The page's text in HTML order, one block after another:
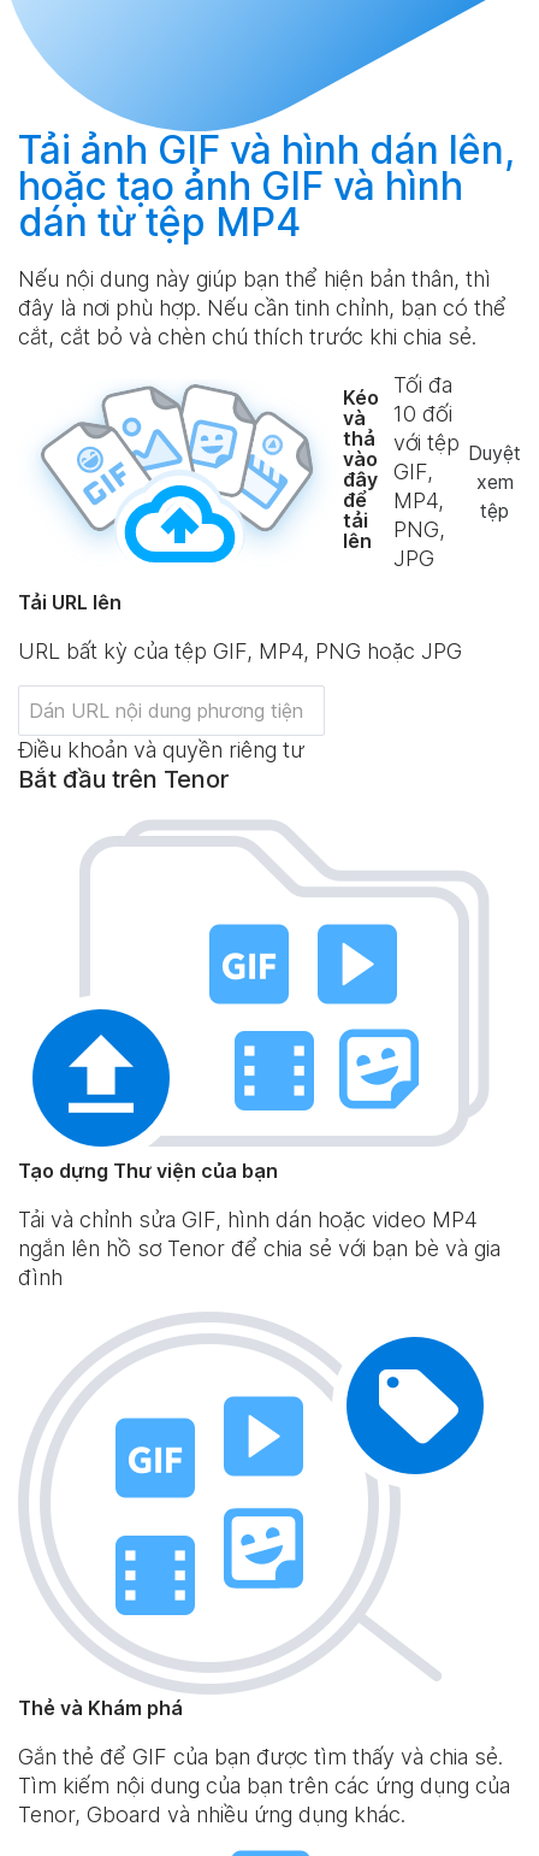
Tải ảnh GIF và hình dán lên,
hoặc tạo ảnh GIF và hình
dán từ tệp MP4
Nếu nội dung này giúp bạn thể hiện bản thân, thì
đây là nơi phù hợp. Nếu cần tinh chỉnh, bạn có thể
cắt, cắt bỏ và chèn chú thích trước khi chia sẻ.
Kéo
và
thả
vào
đây
để
tải
lên
Tối đa
10 đối
với tệp
GIF,
MP4,
PNG,
JPG
Duyệt
xem
tệp
Tải URL lên
URL bất kỳ của tệp GIF, MP4, PNG hoặc JPG
Điều khoản và quyền riêng tư
Bắt đầu trên Tenor
Tạo dựng Thư viện của bạn
Tải và chỉnh sửa GIF, hình dán hoặc video MP4
ngắn lên hồ sơ Tenor để chia sẻ với bạn bè và gia
đình
Thẻ và Khám phá
Gắn thẻ để GIF của bạn được tìm thấy và chia sẻ.
Tìm kiếm nội dung của bạn trên các ứng dụng của
Tenor, Gboard và nhiều ứng dụng khác.